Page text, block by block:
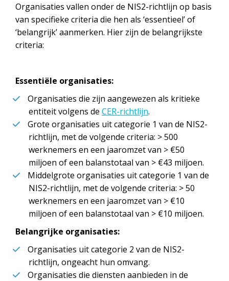
Organisaties vallen onder de NIS2-richtlijn op basis
van specifieke criteria die hen als ‘essentieel’ of
‘belangrijk’ aanmerken. Hier zijn de belangrijkste
criteria:
Essentiële organisaties:
Organisaties die zijn aangewezen als kritieke
entiteit volgens de CER-richtlijn.
Grote organisaties uit categorie 1 van de NIS2-
richtlijn, met de volgende criteria: > 500
werknemers en een jaaromzet van > €50
miljoen of een balanstotaal van > €43 miljoen.
Middelgrote organisaties uit categorie 1 van de
NIS2-richtlijn, met de volgende criteria: > 50
werknemers en een jaaromzet van > €10
miljoen of een balanstotaal van > €10 miljoen.
Belangrijke organisaties:
Organisaties uit categorie 2 van de NIS2-
richtlijn, ongeacht hun omvang.
Organisaties die diensten aanbieden in de